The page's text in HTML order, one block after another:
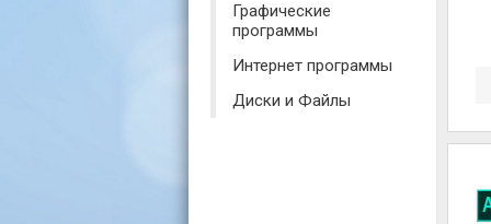
Графические
программы
Интернет программы
Диски и Файлы